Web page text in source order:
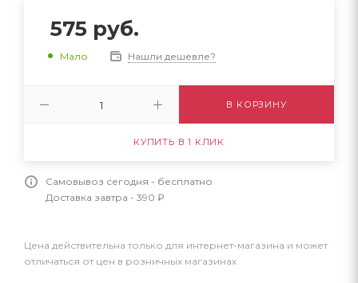
575 руб.
Мало Нашли дешевле?
В КОРЗИНУ
КУПИТЬ В 1 КЛИК
Самовывоз сегодня - бесплатно
Доставка завтра - 390 ₽
Цена действительна только для интернет-магазина и может
отличаться от цен в розничных магазинах